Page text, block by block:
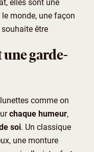
elles sont une
monde, une façon
souhaite être
garde-
comme on
chaque humeur,
soi. Un classique
une monture